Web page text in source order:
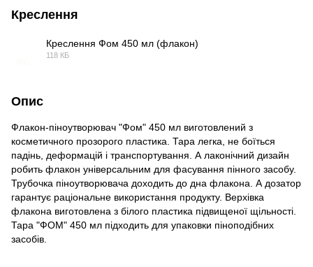
Креслення
Креслення Фом 450 мл (флакон)
118 КБ
Опис
Флакон-піноутворювач "Фом" 450 мл виготовлений з
косметичного прозорого пластика. Тара легка, не боїться
падінь, деформацій і транспортування. А лаконічний дизайн
робить флакон універсальним для фасування пінного засобу.
Трубочка піноутворювача доходить до дна флакона. А дозатор
гарантує раціональне використання продукту. Верхівка
флакона виготовлена з білого пластика підвищеної щільності.
Тара "ФОМ" 450 мл підходить для упаковки піноподібних
засобів.